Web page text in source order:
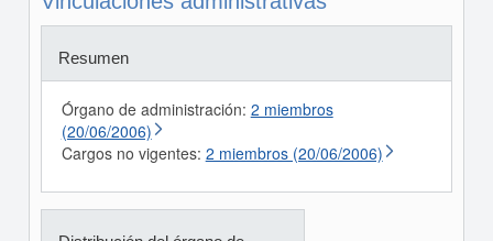
Resumen
Órgano de administración: 2 miembros
(20/06/2006)
Cargos no vigentes: 2 miembros (20/06/2006)